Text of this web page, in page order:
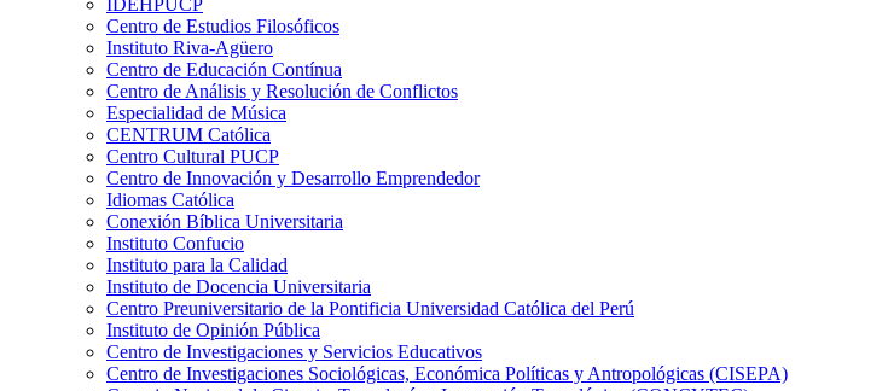
IDEHPUCP
Centro de Estudios Filosóficos
Instituto Riva-Agüero
Centro de Educación Contínua
Centro de Análisis y Resolución de Conflictos
Especialidad de Música
CENTRUM Católica
Centro Cultural PUCP
Centro de Innovación y Desarrollo Emprendedor
Idiomas Católica
Conexión Bíblica Universitaria
Instituto Confucio
Instituto para la Calidad
Instituto de Docencia Universitaria
Centro Preuniversitario de la Pontificia Universidad Católica del Perú
Instituto de Opinión Pública
Centro de Investigaciones y Servicios Educativos
Centro de Investigaciones Sociológicas, Económica Políticas y Antropológicas (CISEPA)